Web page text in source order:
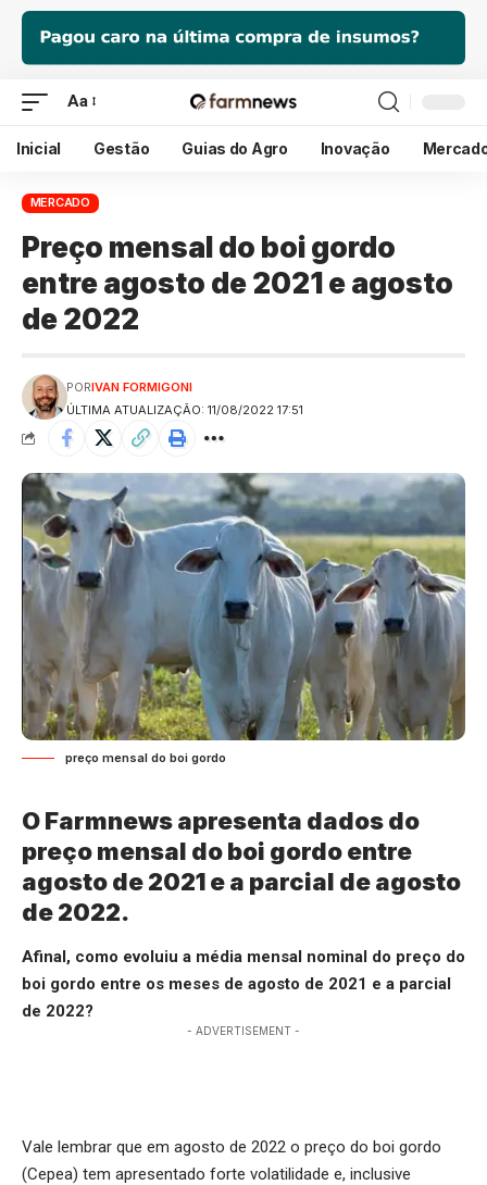
Aa
Inicial Gestão Guias do Agro Inovação
MERCADO
Preço mensal do boi gordo
entre agosto de 2021 e agosto
de 2022
ÚLTIMA ATUALIZAÇÃO: 11/08/2022 17:51
PORIVAN FORMIGONI
preço mensal do boi gordo
O Farmnews apresenta dados do
preço mensal do boi gordo entre
agosto de 2021 e a parcial de agosto
de 2022.
Afinal, como evoluiu a média mensal nominal do preço do
boi gordo entre os meses de agosto de 2021 e a parcial
de 2022?
- ADVERTISEMENT -
Vale lembrar que em agosto de 2022 o preço do boi gordo
(Cepea) tem apresentado forte volatilidade e, inclusive